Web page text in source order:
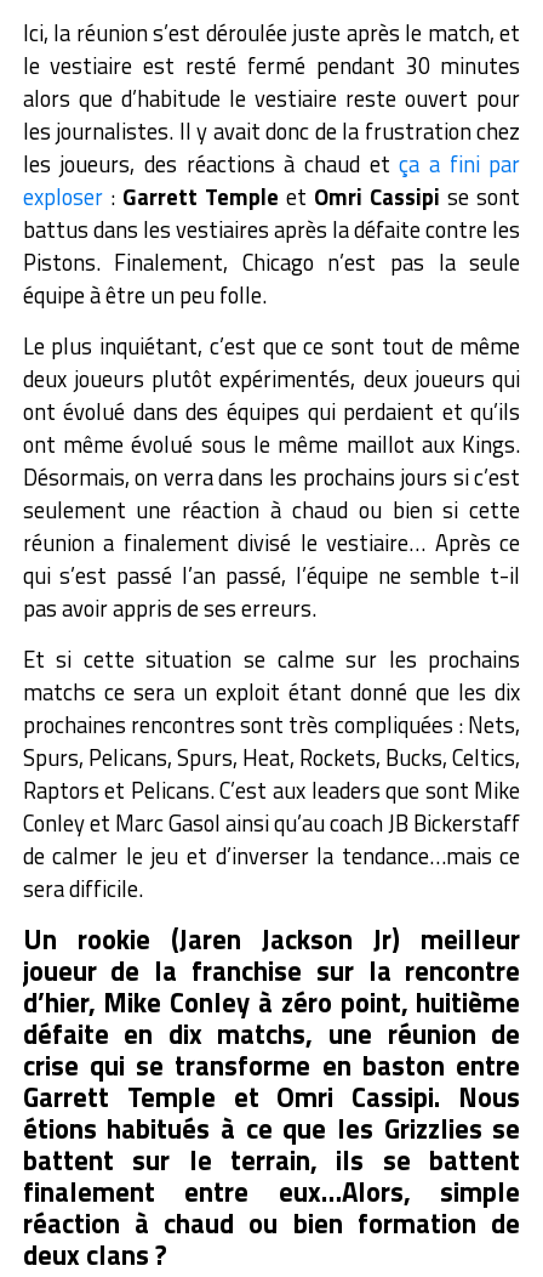
Ici, la réunion s’est déroulée juste après le match, et
le vestiaire est resté fermé pendant 30 minutes
alors que d’habitude le vestiaire reste ouvert pour
les journalistes. Il y avait donc de la frustration chez
les joueurs, des réactions à chaud etça a fini par
exploser: Garrett Temple et Omri Cassipi se sont
battus dans les vestiaires après la défaite contre les
Pistons. Finalement, Chicago n’est pas la seule
équipe à être un peu folle.
Le plus inquiétant, c’est que ce sont tout de même
deux joueurs plutôt expérimentés, deux joueurs qui
ont évolué dans des équipes qui perdaient et qu’ils
ont même évolué sous le même maillot aux Kings.
Désormais, on verra dans les prochains jours si c’est
seulement une réaction à chaud ou bien si cette
réunion a finalement divisé le vestiaire… Après ce
qui s’est passé l’an passé, l’équipe ne semble t-il
pas avoir appris de ses erreurs.
Et si cette situation se calme sur les prochains
matchs ce sera un exploit étant donné que les dix
prochaines rencontres sont très compliquées : Nets,
Spurs, Pelicans, Spurs, Heat, Rockets, Bucks, Celtics,
Raptors et Pelicans. C’est aux leaders que sont Mike
Conley et Marc Gasol ainsi qu’au coach JB Bickerstaff
de calmer le jeu et d’inverser la tendance…mais ce
sera difficile.
Un rookie (Jaren Jackson Jr) meilleur
joueur de la franchise sur la rencontre
d’hier, Mike Conley à zéro point, huitième
défaite en dix matchs, une réunion de
crise qui se transforme en baston entre
Garrett Temple et Omri Cassipi. Nous
étions habitués à ce que les Grizzlies se
battent sur le terrain, ils se battent
finalement entre eux…Alors, simple
réaction à chaud ou bien formation de
deux clans ?